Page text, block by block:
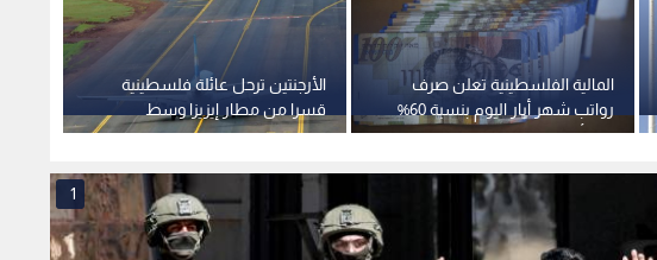
الأرجنتين ترحل عائلة فلسطينية
قسرا من مطار إيزيزا وسط
اتهامات بسوء المعاملة
المالية الفلسطينية تعلن صرف
رواتب شهر أيار اليوم بنسبة 60%
وحد أدنى 3000 شيكل
1